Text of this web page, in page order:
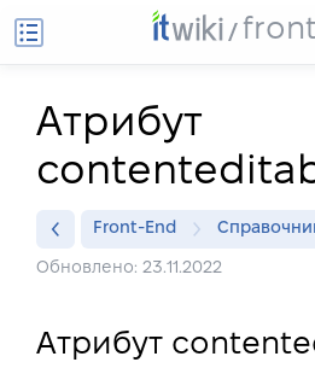
Атрибут
Front-End
Обновлено: 23.11.2022
Атрибут